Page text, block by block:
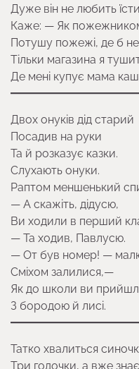
Дуже він не любить
Каже: — Як
Потушу пожежі, де б не
Тільки магазина я
Де мені купує мама
Двох онуків дід старий
Посадив на руки
Та й розказує казки.
Слухають онуки.
Раптом меншенький
— А скажіть, дідусю,
Ви ходили в перший
— Та ходив, Павлусю.
— От був номер! —
Сміхом залилися,—
Як до школи ви
З бородою й лисі.
Татко хвалиться
Три годочки, а вже знає